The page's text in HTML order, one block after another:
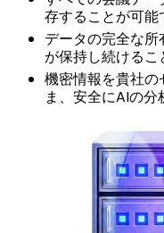
存することが可能
データの完全な
が保持し続けるこ
機密情報を貴社の
ま、安全にAIの分